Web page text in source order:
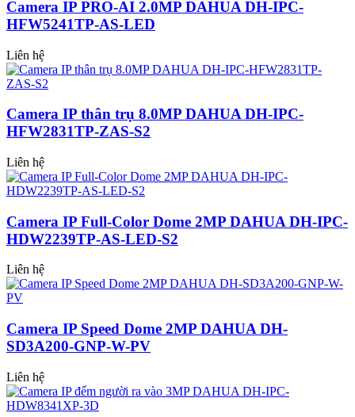
Camera IP PRO-AI 2.0MP DAHUA DH-IPC-
HFW5241TP-AS-LED
Liên hệ
Camera IP thân trụ 8.0MP DAHUA DH-IPC-
HFW2831TP-ZAS-S2
Liên hệ
Camera IP Full-Color Dome 2MP DAHUA DH-IPC-
HDW2239TP-AS-LED-S2
Liên hệ
Camera IP Speed Dome 2MP DAHUA DH-
SD3A200-GNP-W-PV
Liên hệ